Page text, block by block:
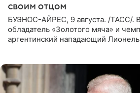
своим отцом
БУЭНОС-АЙРЕС, 9 августа. /ТАСС/.
обладатель «Золотого мяча» и
аргентинский нападающий